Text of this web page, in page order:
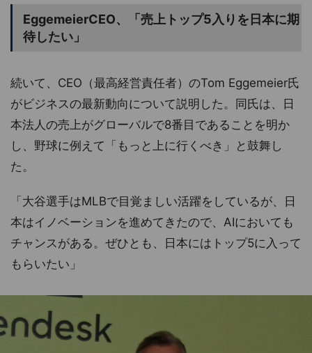
EggemeierCEO、「売上トップ5入りを日本に期
待したい」
続いて、CEO（最高経営責任者）のTom Eggemeier氏
がビジネスの最新動向について説明した。同氏は、日
本法人の売上がグローバルで8番目であることを明か
し、野球に例えて「もっと上に行くべき」と鼓舞し
た。
「大谷選手はMLBで目覚ましい活躍をしているが、日
本はイノベーションを進めてきたので、AIにおいても
チャンスがある。ぜひとも、日本にはトップ5に入って
もらいたい」